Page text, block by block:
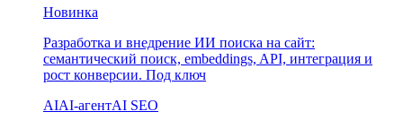
Новинка
Разработка и внедрение ИИ поиска на сайт:
семантический поиск, embeddings, API, интеграция и
рост конверсии. Под ключ
AIAI-агентAI SEO